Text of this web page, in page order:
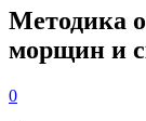
Методика
морщин и
0